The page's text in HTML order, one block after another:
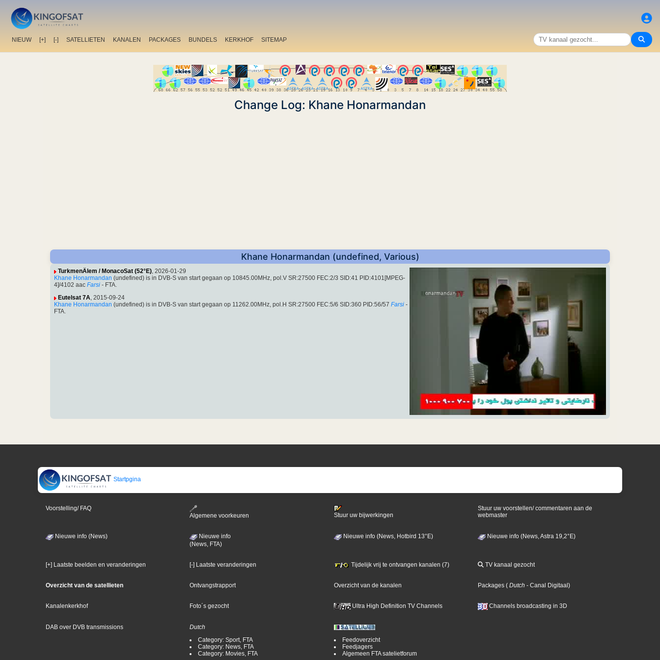
NIEUW [+] [-] SATELLIETEN KANALEN PACKAGES BUNDELS KERKHOF SITEMAP
Change Log: Khane Honarmandan
Khane Honarmandan (undefined, Various)
TurkmenÄlem / MonacoSat (52°E), 2026-01-29
Khane Honarmandan (undefined) is in DVB-S van start gegaan op 10845.00MHz, pol.V SR:27500 FEC:2/3 SID:41 PID:4101[MPEG-
4]/4102 aac Farsi - FTA.
Eutelsat 7A, 2015-09-24
Khane Honarmandan (undefined) is in DVB-S van start gegaan op 11262.00MHz, pol.H SR:27500 FEC:5/6 SID:360 PID:56/57 Farsi -
FTA.
Startpgina
Voorstelling/ FAQ
Algemene voorkeuren
Stuur uw bijwerkingen
Stuur uw voorstellen/ commentaren aan de
webmaster
Nieuwe info (News)
Nieuwe info
(News, FTA)
Nieuwe info (News, Hotbird 13°E) Nieuwe info (News, Astra 19,2°E)
[+] Laatste beelden en veranderingen [-] Laatste veranderingen Tijdelijk vrij te ontvangen kanalen (7) TV kanaal gezocht
Overzicht van de satellieten Ontvangstrapport Overzicht van de kanalen Packages ( Dutch - Canal Digitaal)
Kanalenkerkhof Foto´s gezocht Ultra High Definition TV Channels Channels broadcasting in 3D
DAB over DVB transmissions
Dutch
Category: Sport, FTA
Category: News, FTA
Category: Movies, FTA
Feedoverzicht
Feedjagers
Algemeen FTA satelietforum